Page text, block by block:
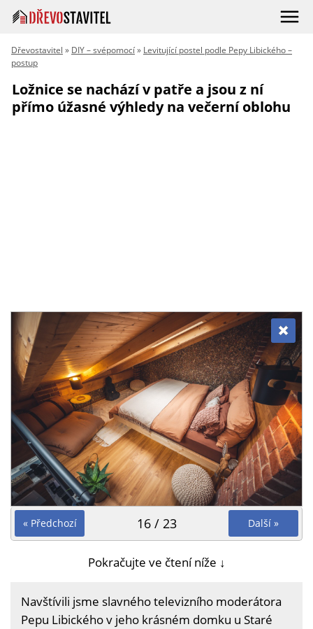
Dřevostavitel » DIY – svépomocí» Levitující postel podle Pepy Libického –
postup
Ložnice se nachází v patře a jsou z ní
přímo úžasné výhledy na večerní oblohu
« Předchozí Další »
16 / 23
Pokračujte ve čtení níže ↓
Navštívili jsme slavného televizního moderátora
Pepu Libického v jeho krásném domku u Staré